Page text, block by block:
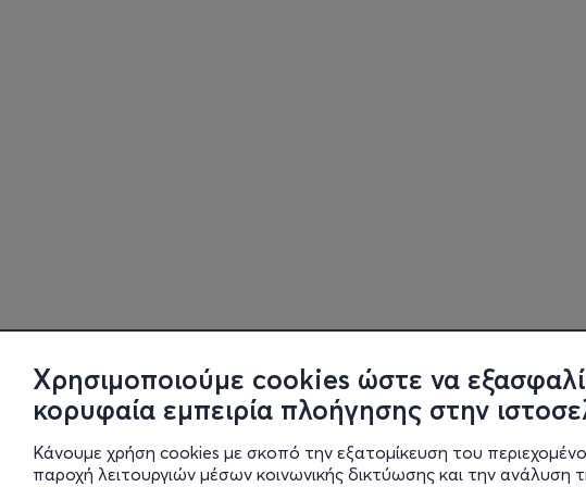
Χρησιμοποιούμε cookies ώστε να
κορυφαία εμπειρία πλοήγησης στην
Κάνουμε χρήση cookies με σκοπό την εξατομίκευση του
παροχή λειτουργιών μέσων κοινωνικής δικτύωσης και την ανάλυση